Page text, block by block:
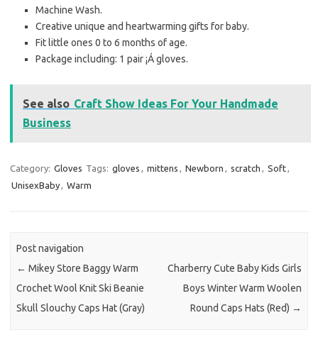
Machine Wash.
Creative unique and heartwarming gifts for baby.
Fit little ones 0 to 6 months of age.
Package including: 1 pair ¡Á gloves.
See also Craft Show Ideas For Your Handmade
Business
Category: Gloves Tags: gloves , mittens , Newborn , scratch , Soft,
UnisexBaby, Warm
Post navigation
← Mikey Store Baggy Warm
Crochet Wool Knit Ski Beanie
Skull Slouchy Caps Hat (Gray)
Charberry Cute Baby Kids Girls
Boys Winter Warm Woolen
Round Caps Hats (Red) →